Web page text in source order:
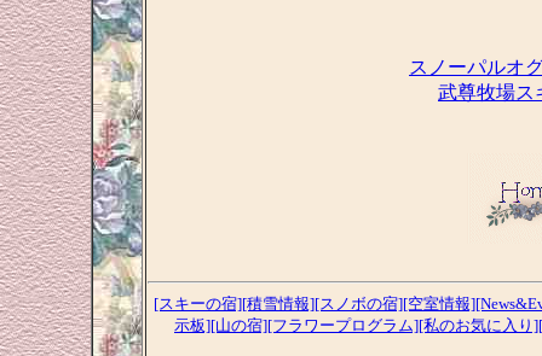
スノーパルオ
武尊牧場ス
[スキーの宿][積雪情報][スノボの宿][空室情報]
示板][山の宿][フラワープログラム][私のお気に入り]